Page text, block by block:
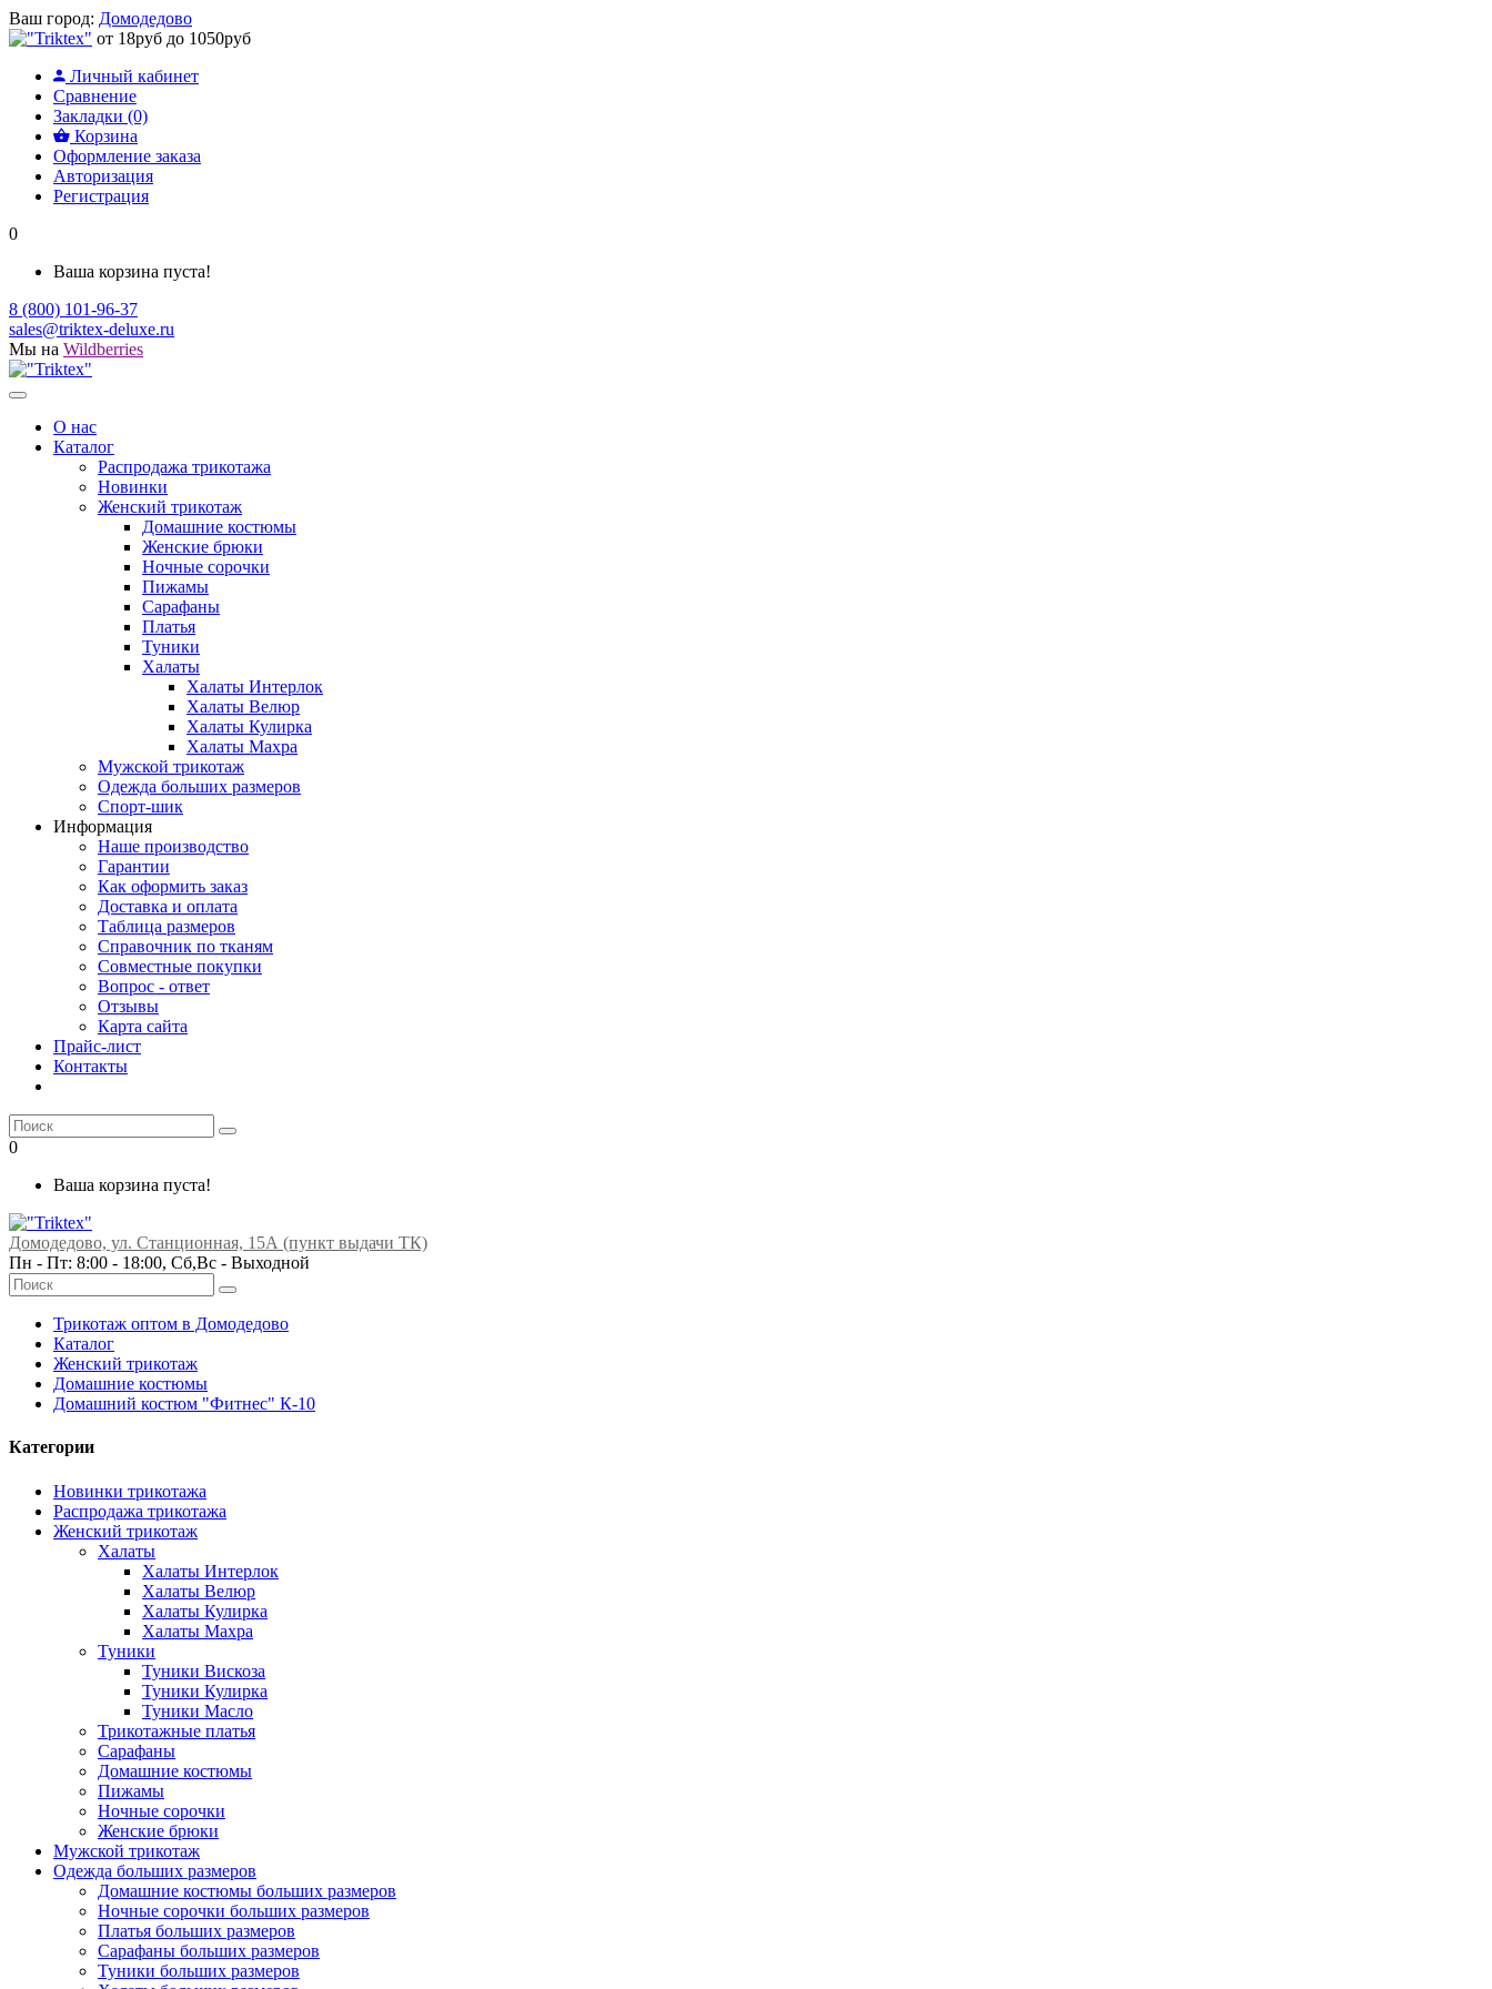
Ваш город: Домодедово
от 18руб до 1050руб
Личный кабинет
Сравнение
Закладки (0)
Корзина
Оформление заказа
Авторизация
Регистрация
0
Ваша корзина пуста!
8 (800) 101-96-37
sales@triktex-deluxe.ru
Мы на Wildberries
О нас
Каталог
Распродажа трикотажа
Новинки
Женский трикотаж
Домашние костюмы
Женские брюки
Ночные сорочки
Пижамы
Сарафаны
Платья
Туники
Халаты
Халаты Интерлок
Халаты Велюр
Халаты Кулирка
Халаты Махра
Мужской трикотаж
Одежда больших размеров
Спорт-шик
Информация
Наше производство
Гарантии
Как оформить заказ
Доставка и оплата
Таблица размеров
Справочник по тканям
Совместные покупки
Вопрос - ответ
Отзывы
Карта сайта
Прайс-лист
Контакты
0
Ваша корзина пуста!
Домодедово, ул. Станционная, 15А (пункт выдачи ТК)
Пн - Пт: 8:00 - 18:00, Сб,Вс - Выходной
Трикотаж оптом в Домодедово
Каталог
Женский трикотаж
Домашние костюмы
Домашний костюм "Фитнес" К-10
Категории
Новинки трикотажа
Распродажа трикотажа
Женский трикотаж
Халаты
Халаты Интерлок
Халаты Велюр
Халаты Кулирка
Халаты Махра
Туники
Туники Вискоза
Туники Кулирка
Туники Масло
Трикотажные платья
Сарафаны
Домашние костюмы
Пижамы
Ночные сорочки
Женские брюки
Мужской трикотаж
Одежда больших размеров
Домашние костюмы больших размеров
Ночные сорочки больших размеров
Платья больших размеров
Сарафаны больших размеров
Туники больших размеров